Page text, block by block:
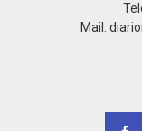
Mail: